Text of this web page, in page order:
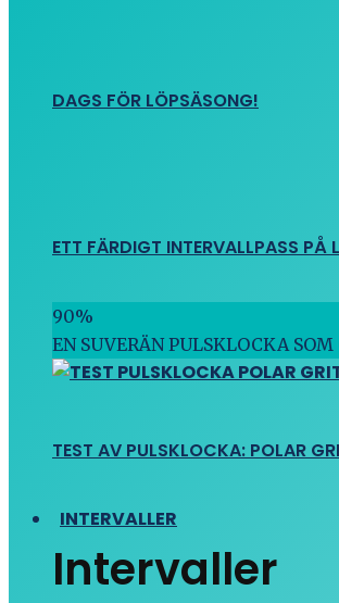
DAGS FÖR LÖPSÄSONG!
ETT FÄRDIGT INTERVALLPASS PÅ
90%
EN SUVERÄN PULSKLOCKA
TEST AV PULSKLOCKA: POLAR
INTERVALLER
Intervaller